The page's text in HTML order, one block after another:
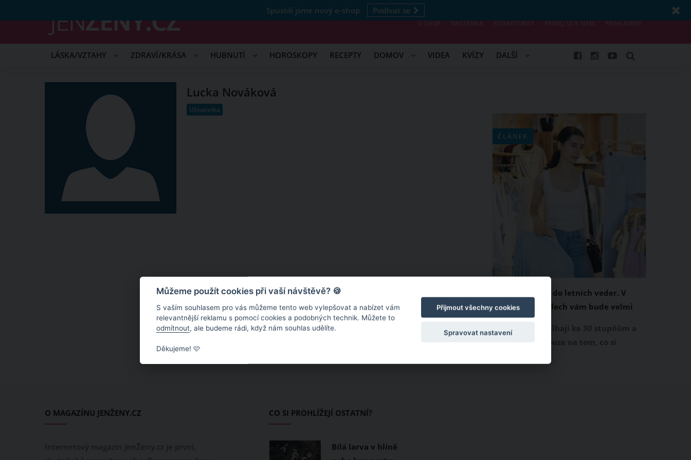
Spustili jsme nový e-shop Podívat se
LÁSKA/VZTAHY ZDRAVÍ/KRÁSA HUBNUTÍ HOROSKOPY RECEPTY DOMOV VIDEA KVÍZY DALŠÍ
E-SHOP NÁSTĚNKA REDAKTORKY PŘIDEJ SE K NÁM PŘIHLÁŠENÍ
Lucka Nováková
Uživatelka
ČLÁNEK
Chladivá móda do letních veder. V
těchto materiálech vám bude velmi
příjemně
Když teploty šplhají ke 30 stupňům a
CO SI PROHLÍŽEJÍ OSTATNÍ?
Bílá larva v hlíně
O MAGAZÍNU JENŽENY.CZ
Můžeme použít cookies při vaší návštěvě? 🍪
S vaším souhlasem pro vás můžeme tento web vylepšovat a nabízet vám
relevantnější reklamu s pomocí cookies a podobných technik. Můžete to
odmítnout, ale budeme rádi, když nám souhlas udělíte.
Děkujeme! 🩷
Přijmout všechny cookies
Spravovat nastavení